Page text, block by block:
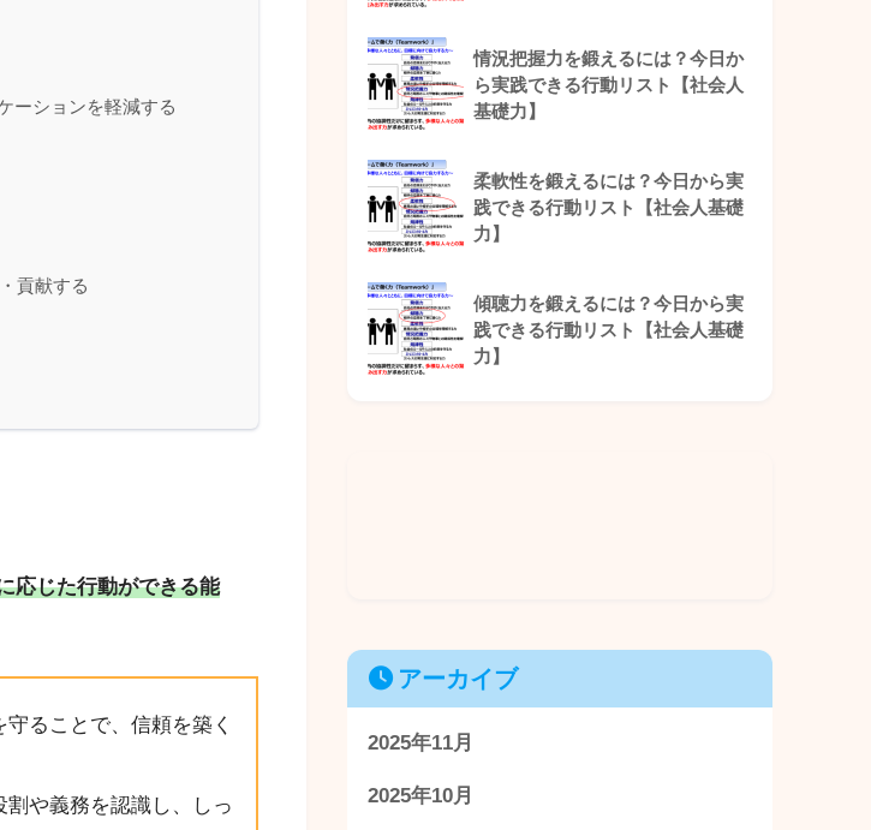
ーションを軽減する
貢献する
応じた行動ができる能
ることで、信頼を築く
割や義務を認識し、しっ
情況把握力を鍛えるには？今日か
ら実践できる行動リスト【社会人
基礎力】
柔軟性を鍛えるには？今日から実
践できる行動リスト【社会人基礎
力】
傾聴力を鍛えるには？今日から実
践できる行動リスト【社会人基礎
力】
アーカイブ
2025年11月
2025年10月